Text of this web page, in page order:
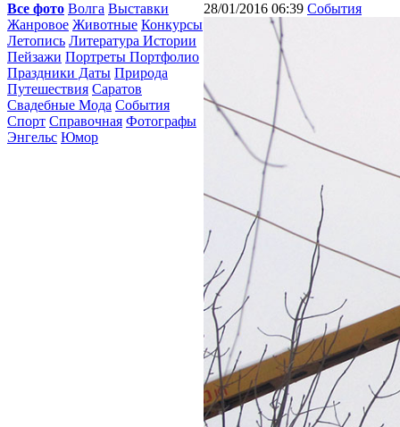
Все фото Волга Выставки
Жанровое Животные Конкурсы
Летопись Литература Истории
Пейзажи Портреты Портфолио
Праздники Даты Природа
Путешествия Саратов
Свадебные Мода События
Спорт Справочная Фотографы
Энгельс Юмор
28/01/2016 06:39 События